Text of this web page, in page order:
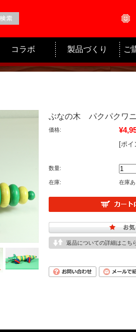
コラボ 製品づくり ご
ぶなの木 パクパクワ
価格:
[ポ
数量:
在庫: 在庫
返品についての詳細はこち